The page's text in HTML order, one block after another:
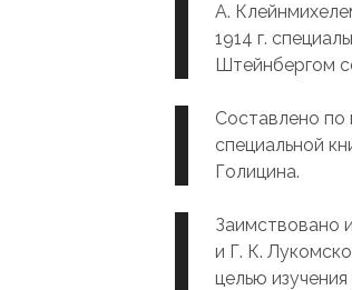
А.
1914 г.
Штейнбергом
Составлено по
специальной
Голицина.
Заимствовано
и Г. К.
целью